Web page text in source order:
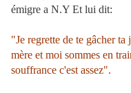
émigre a N.Y Et lui dit:
"Je regrette de te gâcher
mère et moi sommes en
souffrance c'est assez".